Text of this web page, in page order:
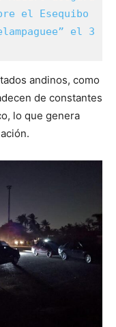
el Esequibo
el 3
andinos, como
de constantes
lo que genera